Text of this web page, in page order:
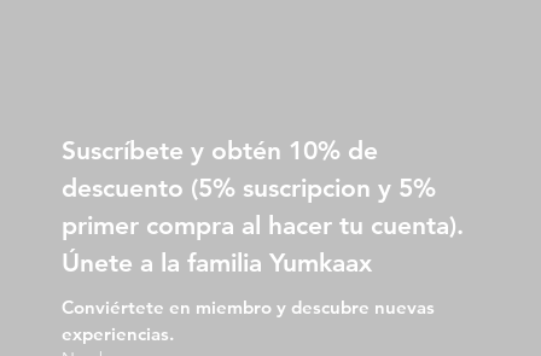
Suscríbete y obtén 10% de
descuento (5% suscripcion y 5%
primer compra al hacer tu cuenta).
Únete a la familia Yumkaax
Conviértete en miembro y descubre nuevas
experiencias.